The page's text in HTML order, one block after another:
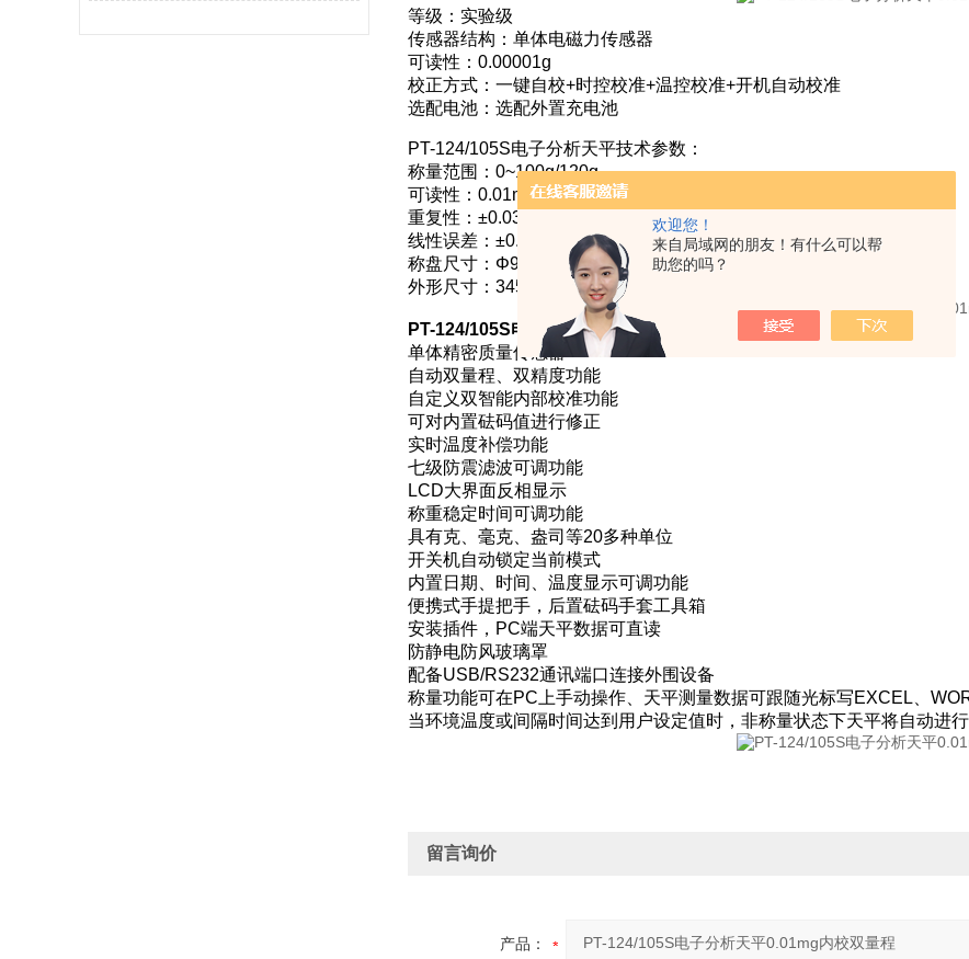
欢迎您！
来自局域网的朋友！有什么可以帮
助您的吗？
等级：实验级
传感器结构：单体电磁力传感器
可读性：0.00001g
校正方式：一键自校+时控校准+温控校准+开机自动校准
选配电池：选配外置充电池
PT-124/105S电子分析天平技术参数：
称量范围：0~100g/120g
可读性：0.01mg/0.1mg
重复性：±0.03mg/±0.1mg
线性误差：±0.03mg/±0.2mg
称盘尺寸：Φ90mm
外形尺寸：345×223×331mm
PT-124/105S电子分析天平0.01mg内校双量程主要性能特征：
单体精密质量传感器
自动双量程、双精度功能
自定义双智能内部校准功能
可对内置砝码值进行修正
实时温度补偿功能
七级防震滤波可调功能
LCD大界面反相显示
称重稳定时间可调功能
具有克、毫克、盎司等20多种单位
开关机自动锁定当前模式
内置日期、时间、温度显示可调功能
便携式手提把手，后置砝码手套工具箱
安装插件，PC端天平数据可直读
防静电防风玻璃罩
配备USB/RS232通讯端口连接外围设备
称量功能可在PC上手动操作、天平测量数据可跟随光标写EXCEL、
当环境温度或间隔时间达到用户设定值时，非称量状态下天平将自动进行
留言询价
产品：